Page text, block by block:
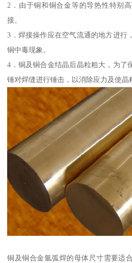
2．由于铜和铜合金等的导热性特别
接。
3．焊接操作应在空气流通的地方进行
铜中毒现象。
4．铜及铜合金结晶后晶粒粗大，为了
锤对焊缝进行锤击，以消除应力及使晶
铜及铜合金氩弧焊的母体尺寸需要适